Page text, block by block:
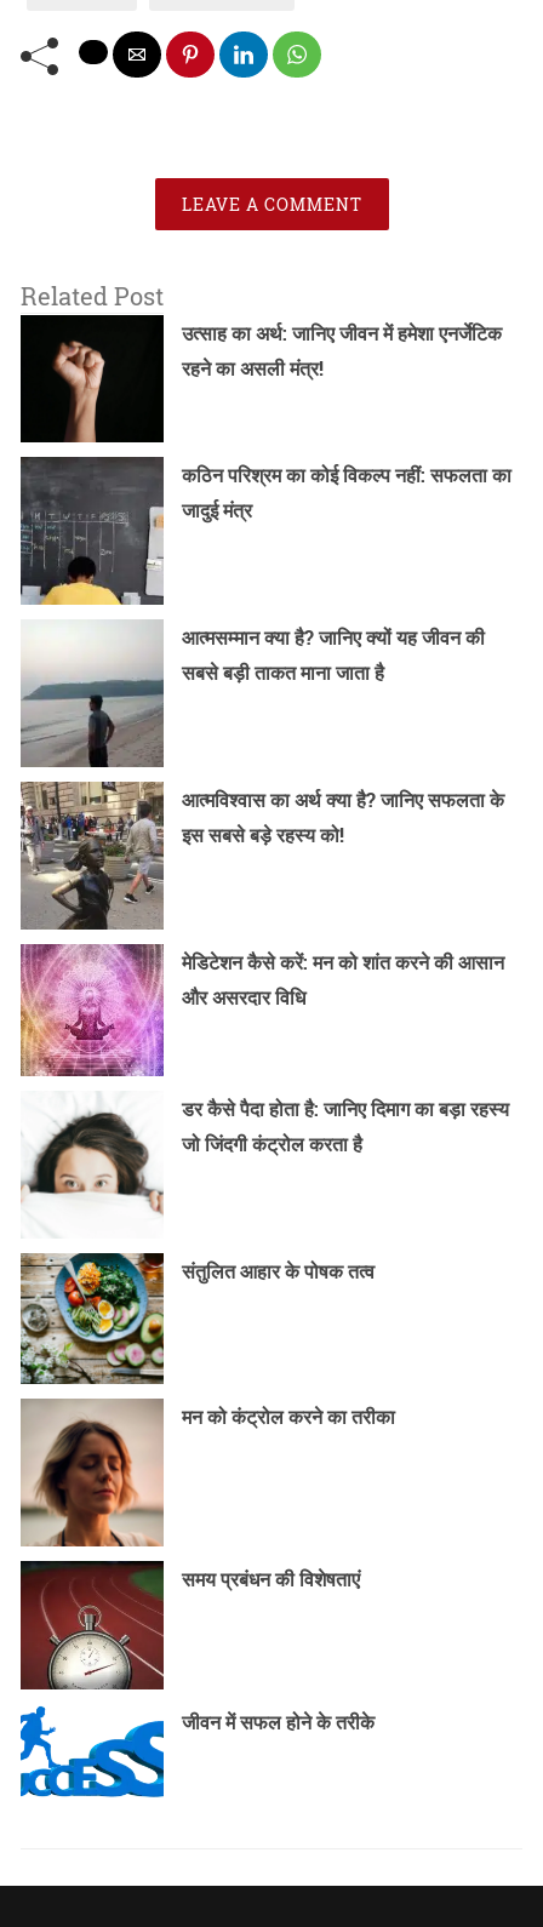
LEAVE A COMMENT
Related Post
उत्साह का अर्थ: जानिए जीवन में हमेशा एनर्जेटिक
रहने का असली मंत्र!
कठिन परिश्रम का कोई विकल्प नहीं: सफलता का
जादुई मंत्र
आत्मसम्मान क्या है? जानिए क्यों यह जीवन की
सबसे बड़ी ताकत माना जाता है
आत्मविश्वास का अर्थ क्या है? जानिए सफलता के
इस सबसे बड़े रहस्य को!
मेडिटेशन कैसे करें: मन को शांत करने की आसान
और असरदार विधि
डर कैसे पैदा होता है: जानिए दिमाग का बड़ा रहस्य
जो जिंदगी कंट्रोल करता है
संतुलित आहार के पोषक तत्व
मन को कंट्रोल करने का तरीका
समय प्रबंधन की विशेषताएं
जीवन में सफल होने के तरीके